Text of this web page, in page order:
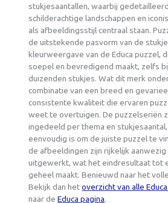
stukjesaantallen, waarbij
schilderachtige landschappen en
als afbeeldingsstijl centraal staan.
de uitstekende pasvorm van de
kleurweergave van de Educa puzzel,
soepel en bevredigend maakt, zelfs
duizenden stukjes. Wat dit merk
combinatie van een breed en
consistente kwaliteit die ervaren
weet te overtuigen. De puzzelseriën
ingedeeld per thema en
eenvoudig is om de juiste puzzel te
de afbeeldingen zijn rijkelijk
uitgewerkt, wat het eindresultaat tot
geheel maakt. Benieuwd naar het
Bekijk dan hetoverzicht van alle
naar deEduca pagina.